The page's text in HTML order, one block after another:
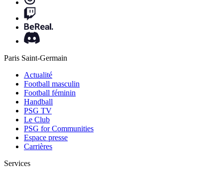
Paris Saint-Germain
Actualité
Football masculin
Football féminin
Handball
PSG TV
Le Club
PSG for Communities
Espace presse
Carrières
Services